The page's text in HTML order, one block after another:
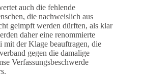
auch die fehlende
die nachweislich aus
geimpft werden dürften, als klar
daher eine renommierte
der Klage beauftragen, die
gegen die damalige
Verfassungsbeschwerde